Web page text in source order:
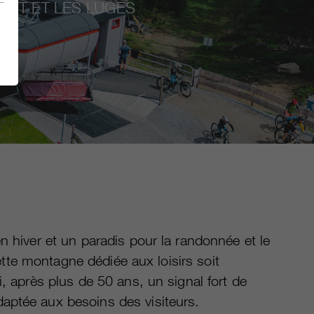
ET LES LUGES
hiver et un paradis pour la randonnée et le
montagne dédiée aux loisirs soit
après plus de 50 ans, un signal fort de
aux besoins des visiteurs.